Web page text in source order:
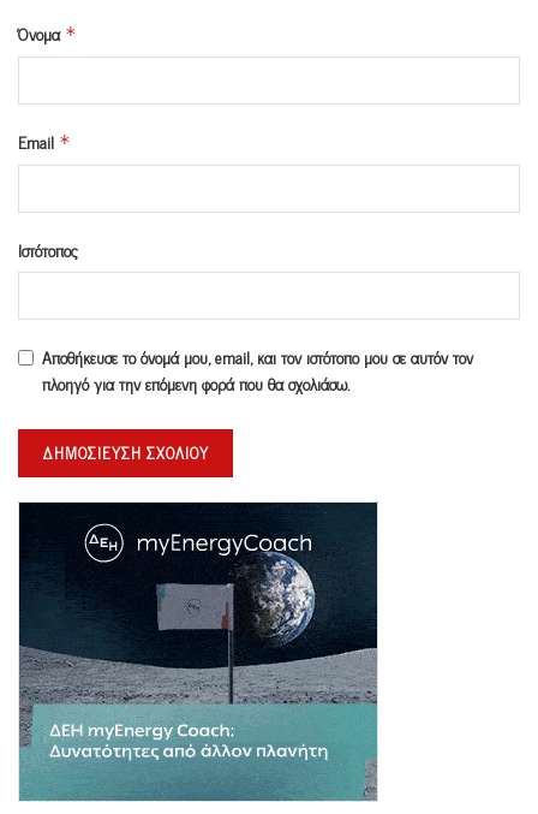
Όνομα *
Email *
Ιστότοπος
Αποθήκευσε το όνομά μου, email, και τον ιστότοπο μου σε αυτόν τον
πλοηγό για την επόμενη φορά που θα σχολιάσω.